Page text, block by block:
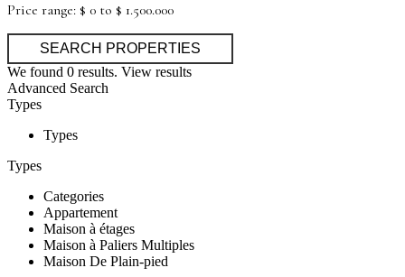
Price range: $ 0 to $ 1.500.000
We found 0 results. View results
Advanced Search
Types
Types
Types
Categories
Appartement
Maison à étages
Maison à Paliers Multiples
Maison De Plain-pied